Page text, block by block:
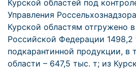
Курской областей под
Управления
Курской областям отгружено
Российской Федерации 1498,2
подкарантинной продукции, в
области – 647,5 тыс. т; из